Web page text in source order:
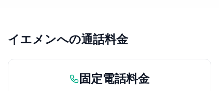
イエメンへの通話料金
固定電話料金